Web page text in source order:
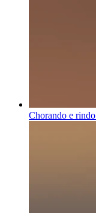
Chorando e rindo